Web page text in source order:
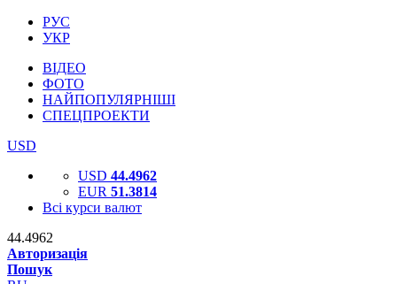
РУС
УКР
ВІДЕО
ФОТО
НАЙПОПУЛЯРНІШІ
СПЕЦПРОЕКТИ
USD
USD 44.4962
EUR 51.3814
Всі курси валют
44.4962
Авторизація
Пошук